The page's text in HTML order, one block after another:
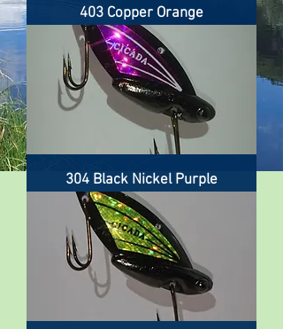
403 Copper Orange
304 Black Nickel Purple